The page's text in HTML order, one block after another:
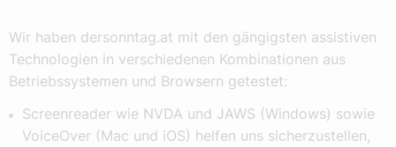
Wir haben dersonntag.at mit den gängigsten assistiven
Technologien in verschiedenen Kombinationen aus
Betriebssystemen und Browsern getestet:
Screenreader wie NVDA und JAWS (Windows) sowie
VoiceOver (Mac und iOS) helfen uns sicherzustellen,